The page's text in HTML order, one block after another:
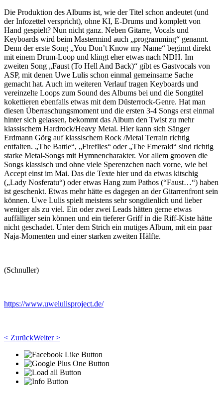
Die Produktion des Albums ist, wie der Titel schon andeutet (und
der Infozettel verspricht), ohne KI, E-Drums und komplett von
Hand gespielt? Nun nicht ganz. Neben Gitarre, Vocals und
Keyboards wird beim Mastermind auch „programming“ genannt.
Denn der erste Song „You Don’t Know my Name“ beginnt direkt
mit einem Drum-Loop und klingt eher etwas nach NDH. Im
zweiten Song „Faust (To Hell And Back)“ gibt es Gastvocals von
ASP, mit denen Uwe Lulis schon einmal gemeinsame Sache
gemacht hat. Auch im weiteren Verlauf tragen Keyboards und
vereinzelte Loops zum Sound des Albums bei und die Songtitel
kokettieren ebenfalls etwas mit dem Düsterrock-Genre. Hat man
diesen Überraschungsmoment und die ersten 3-4 Songs erst einmal
hinter sich gelassen, bekommt das Album den Twist zu mehr
klassischem Hardrock/Heavy Metal. Hier kann sich Sänger
Erdmann Görg auf klassischem Rock /Metal Terrain richtig
entfalten. „The Battle“, „Fireflies“ oder „The Emerald“ sind richtig
starke Metal-Songs mit Hymnencharakter. Vor allem grooven die
Songs klassisch und ohne viele Sperenzchen nach vorne, wie bei
Accept einst im Mai. Das die Texte hier und da etwas kitschig
(„Lady Nosferatu“) oder etwas Hang zum Pathos (“Faust…“) haben
ist geschenkt. Etwas mehr hätte es dagegen an der Gitarrenfront sein
können. Uwe Lulis spielt meistens sehr songdienlich und lieber
weniger als zu viel. Ein oder zwei Leads hätten gerne etwas
auffälliger sein können und ein tieferer Griff in die Riff-Kiste hätte
nicht geschadet. Unter dem Strich ein mutiges Album, mit ein paar
Naja-Momenten und einer starken zweiten Hälfte.
(Schnuller)
https://www.uwelulisproject.de/
< ZurückWeiter >